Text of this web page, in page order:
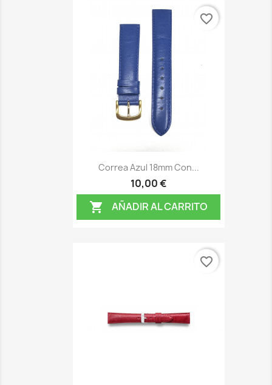
Correa Azul 18mm Con...
10,00 €
 AÑADIR AL CARRITO
favorite_border
favorite_border